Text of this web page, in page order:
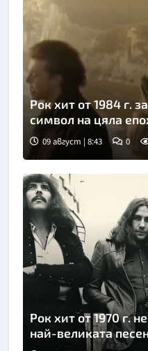
Рок хит от 1984 г.
символ на цяла
09 август | 8:43 0
Рок хит от 1970 г.
най-великата